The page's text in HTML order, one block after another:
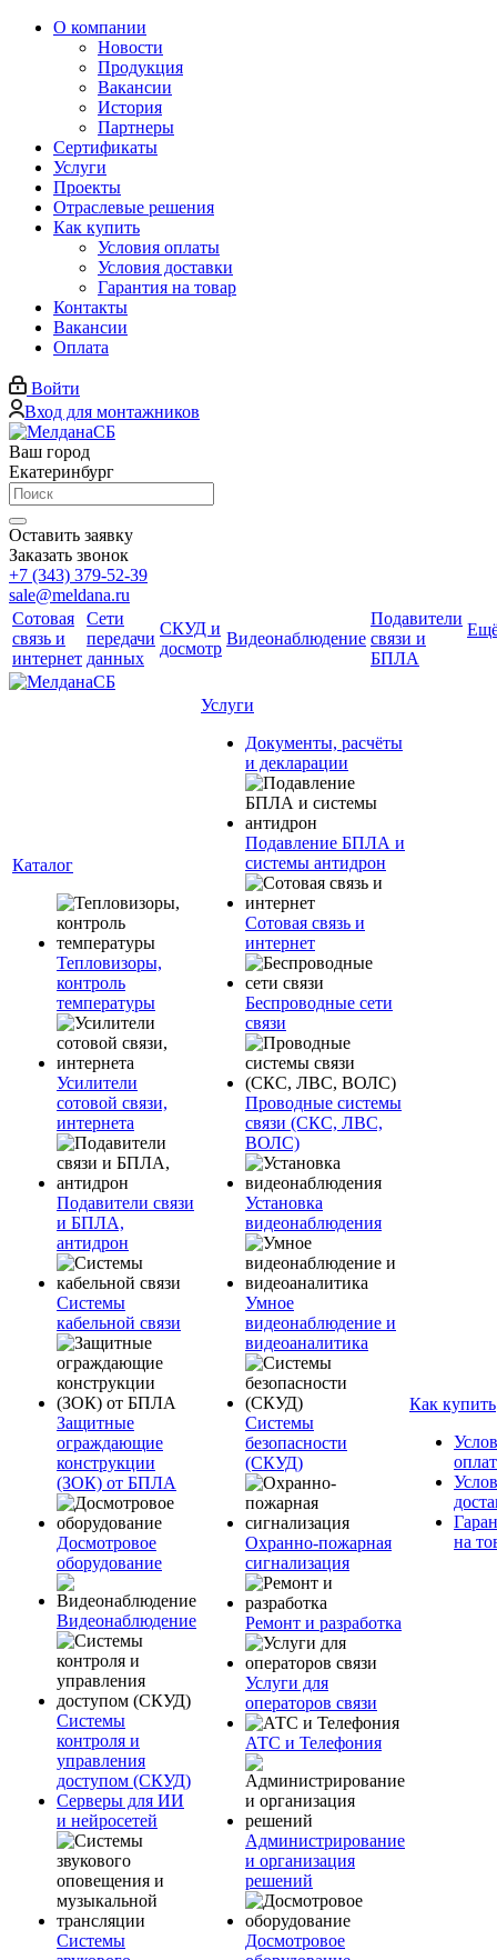
О компании
Новости
Продукция
Вакансии
История
Партнеры
Сертификаты
Услуги
Проекты
Отраслевые решения
Как купить
Условия оплаты
Условия доставки
Гарантия на товар
Контакты
Вакансии
Оплата
Войти
Вход для монтажников
Ваш город
Екатеринбург
Оставить заявку
Заказать звонок
+7 (343) 379-52-39
sale@meldana.ru
Сотовая
связь и
интернет
Сети
передачи
данных
СКУД и
досмотр
Видеонаблюдение
Подавители
связи и
БПЛА
Каталог
Тепловизоры,
контроль
температуры
Усилители
сотовой связи,
интернета
Подавители связи
и БПЛА,
антидрон
Системы
кабельной связи
Защитные
ограждающие
конструкции
(ЗОК) от БПЛА
Досмотровое
оборудование
Видеонаблюдение
Системы
контроля и
управления
доступом (СКУД)
Серверы для ИИ
и нейросетей
Системы
Услуги
Документы, расчёты
и декларации
Подавление БПЛА и
системы антидрон
Сотовая связь и
интернет
Беспроводные сети
связи
Проводные системы
связи (СКС, ЛВС,
ВОЛС)
Установка
видеонаблюдения
Умное
видеонаблюдение и
видеоаналитика
Системы
безопасности
(СКУД)
Охранно-пожарная
сигнализация
Ремонт и разработка
Услуги для
операторов связи
АТС и Телефония
Администрирование
и организация
решений
Досмотровое
Как купить
на